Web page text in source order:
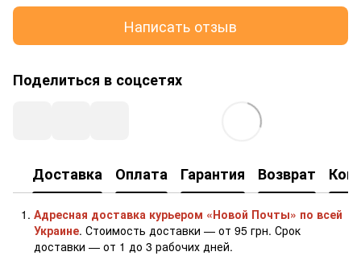
Написать отзыв
Поделиться в соцсетях
Доставка Оплата Гарантия Возврат
Адресная доставка курьером «Новой Почты» по всей
Украине. Стоимость доставки — от 95 грн. Срок
доставки — от 1 до 3 рабочих дней.